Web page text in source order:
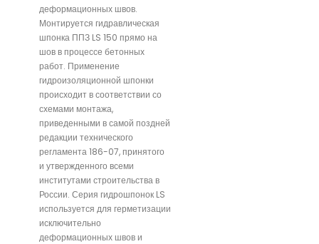
деформационных швов.
Монтируется гидравлическая
шпонка ППЗ LS 150 прямо на
шов в процессе бетонных
работ. Применение
гидроизоляционной шпонки
происходит в соответствии со
схемами монтажа,
приведенными в самой поздней
редакции технического
регламента 186-07, принятого
и утвержденного всеми
институтами строительства в
России. Серия гидрошпонок LS
используется для герметизации
исключительно
деформационных швов и